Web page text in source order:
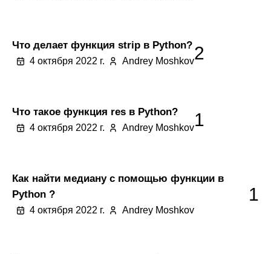
Что делает функция strip в Python?
4 октября 2022 г. Andrey Moshkov2
Что такое функция res в Python?
4 октября 2022 г. Andrey Moshkov1
Как найти медиану с помощью функции в
Python ?
4 октября 2022 г. Andrey Moshkov
1